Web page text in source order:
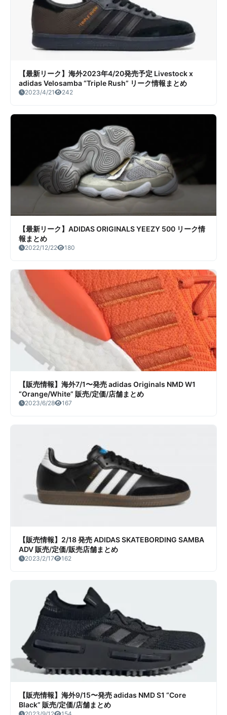
【最新リーク】海外2023年4/20発売予定 Livestock x
adidas Velosamba “Triple Rush” リーク情報まとめ
2023/4/21 242
【最新リーク】ADIDAS ORIGINALS YEEZY 500 リーク情
報まとめ
2022/12/22 180
【販売情報】海外7/1〜発売 adidas Originals NMD W1
“Orange/White” 販売/定価/店舗まとめ
2023/6/28 167
【販売情報】2/18 発売 ADIDAS SKATEBORDING SAMBA
ADV 販売/定価/販売店舗まとめ
2023/2/17 162
【販売情報】海外9/15〜発売 adidas NMD S1 “Core
Black” 販売/定価/店舗まとめ